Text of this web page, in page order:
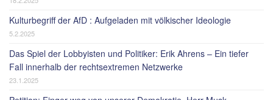
Kulturbegriff der AfD : Aufgeladen mit völkischer Ideologie
5.2.2025
Das Spiel der Lobbyisten und Politiker: Erik Ahrens – Ein tiefer
Fall innerhalb der rechtsextremen Netzwerke
23.1.2025